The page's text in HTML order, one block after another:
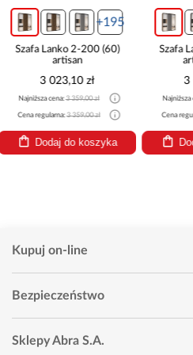
+195
Szafa Lanko 2-200 (60)
artisan/biały
3 023,10 zł
Najniższa cena:3 359,00 zł
Cena regularna:3 359,00 zł
Dodaj do koszyka
Szafa
Cena
Kupuj on-line
Bezpieczeństwo
Sklepy Abra S.A.